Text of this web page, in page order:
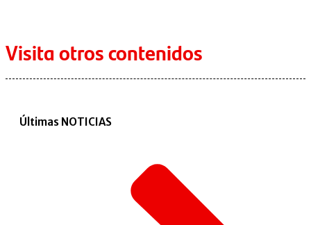
Visita otros contenidos
Últimas NOTICIAS